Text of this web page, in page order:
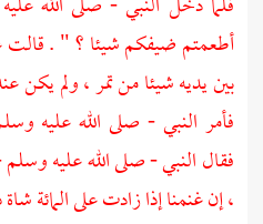
أطعمتم ضيفكم شيئا ؟ " . قالت
بين يديه شيئا من تمر ، ولم يكن
فأمر النبي - صلى الله عليه
فقال النبي - صلى الله عليه
، إن غنمنا إذا زادت على المائة